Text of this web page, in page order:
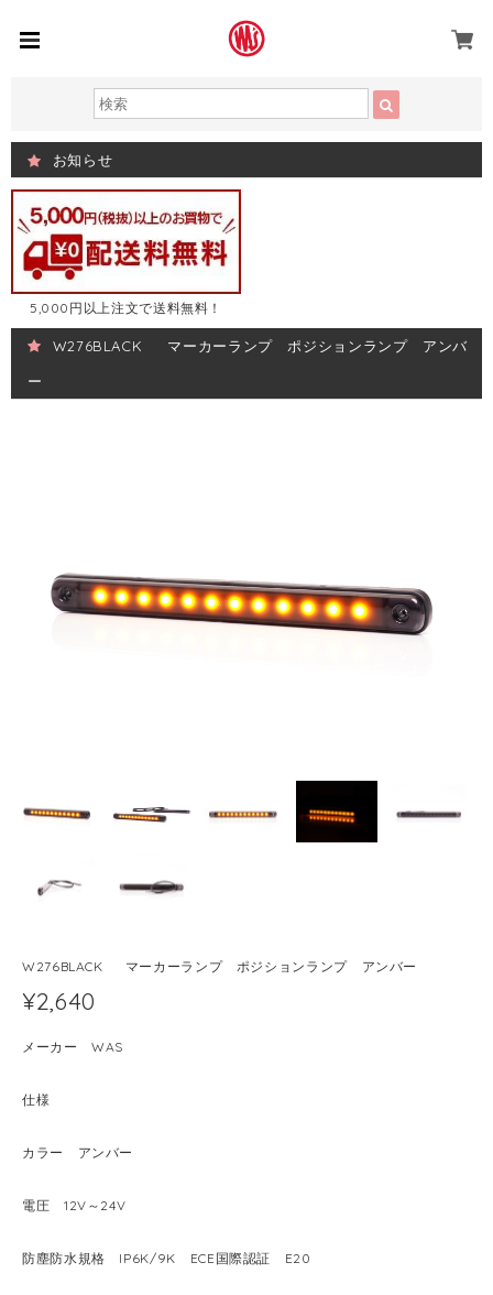
お知らせ
5,000円以上注文で送料無料！
W276BLACK マーカーランプ ポジションランプ アンバ
ー
W276BLACK マーカーランプ ポジションランプ アンバー
¥2,640
メーカー WAS
仕様
カラー アンバー
電圧 12V～24V
防塵防水規格 IP6K/9K ECE国際認証 E20